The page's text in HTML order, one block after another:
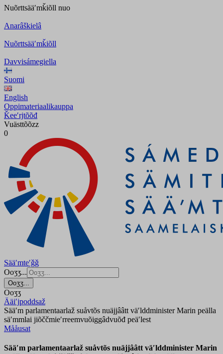
Nuõrttsääʹmǩiõll nuo
Anarâškielâ
Nuõrttsääʹmǩiõll
Davvisámegiella
Suomi
English
Oppimateriaalikauppa
Ǩeeʹrjtõõđ
Vuästtõõzz
0
Sääʹmteʹǧǧ
Ooʒʒ...
Ooʒʒ...
Ooʒʒ
Ääiʹjpoddsaž
Sääʹm parlamentaarlaž suåvtõs nuäjjââtt väʹlddminister Marin peälla
säʹmmlai jiõččmieʹrreemvuõiggâdvuõđ peäʹlest
Mååusat
Sääʹm parlamentaarlaž suåvtõs nuäjjââtt väʹlddminister Marin